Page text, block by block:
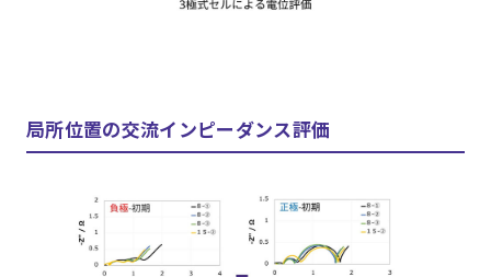
局所位置の交流インピーダンス評価